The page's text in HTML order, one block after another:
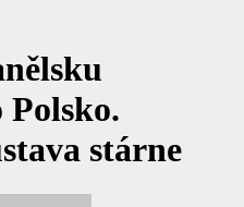
stárne